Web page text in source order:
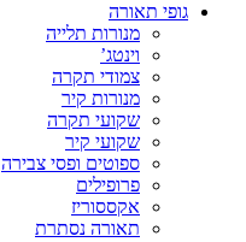
גופי תאורה
מנורות תלייה
וינטג’
צמודי תקרה
מנורות קיר
שקועי תקרה
שקועי קיר
ספוטים ופסי צבירה
פרופילים
אקססוריז
תאורה נסתרת